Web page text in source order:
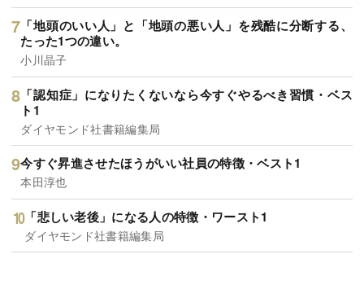
「地頭のいい人」と「地頭の悪い人」を残酷に分断する、
たった1つの違い。
小川晶子
「認知症」になりたくないなら今すぐやるべき習慣・ベス
ト1
ダイヤモンド社書籍編集局
今すぐ昇進させたほうがいい社員の特徴・ベスト1
本田淳也
「悲しい老後」になる人の特徴・ワースト1
ダイヤモンド社書籍編集局